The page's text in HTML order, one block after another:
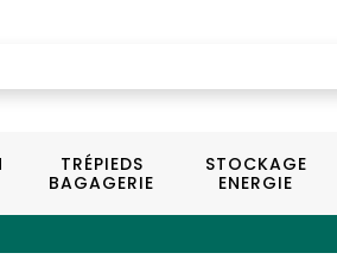
TRÉPIEDS
BAGAGERIE
STOCKAGE
ENERGIE